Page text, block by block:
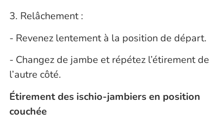
3. Relâchement :
- Revenez lentement à la position de départ.
- Changez de jambe et répétez l’étirement de
l’autre côté.
Étirement des ischio-jambiers en position
couchée